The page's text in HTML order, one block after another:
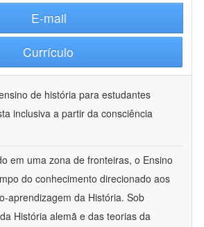
E-mail
Currículo
de história para estudantes
inclusiva a partir da consciência
em uma zona de fronteiras, o Ensino
do conhecimento direcionado aos
aprendizagem da História. Sob
História alemã e das teorias da